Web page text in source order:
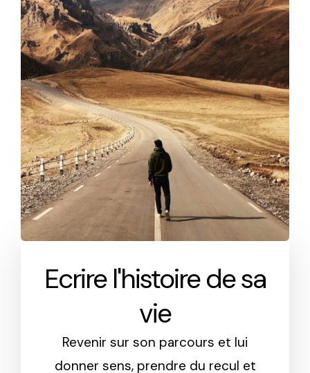
Ecrire l'histoire de sa
vie
Revenir sur son parcours et lui
donner sens, prendre du recul et